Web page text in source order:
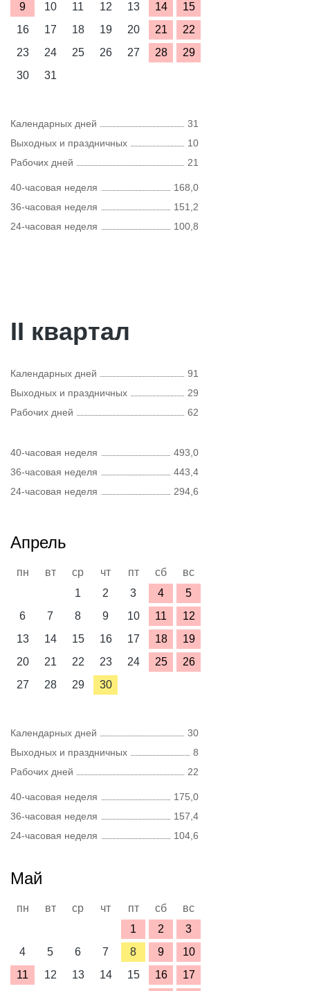
9
10 11 12 13 14
15
16
17 18 19 20 21
22
23
24 25 26 27 28
29
30
31
Календарных дней
31
Выходных и праздничных
10
Рабочих дней
21
40-часовая неделя
168,0
36-часовая неделя
151,2
24-часовая неделя
100,8
II квартал
Календарных дней
91
Выходных и праздничных
29
Рабочих дней
62
40-часовая неделя
493,0
36-часовая неделя
443,4
24-часовая неделя
294,6
Апрель
пн вт ср чт пт сб
вс
1
2 3 4
5
6
7 8 9 10 11
12
13
14 15 16 17 18
19
20
21 22 23 24 25
26
27
28 29 30
Календарных дней
30
Выходных и праздничных
8
Рабочих дней
22
40-часовая неделя
175,0
36-часовая неделя
157,4
24-часовая неделя
104,6
Май
пн вт ср чт пт сб
вс
1
2
3
4
5 6 7 8 9
10
11
12 13 14 15 16
17